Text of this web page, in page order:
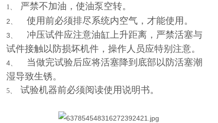
1、 严禁不加油，使油泵空转。
2、 使用前必须排尽系统内空气，才能使用。
3、
冲压试件应注意油缸上升距离，严禁活塞与
试件接触以防损坏机件，操作人员应特别注意。
4、
当做完试验后应将活塞降到底部以防活塞潮
湿导致生锈。
5、 试验机器前必须阅读使用说明书。